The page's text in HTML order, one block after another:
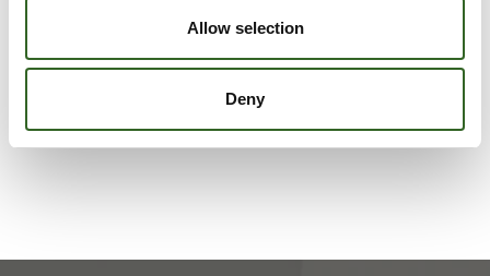
Allow selection
Deny
lajitteluohjeet